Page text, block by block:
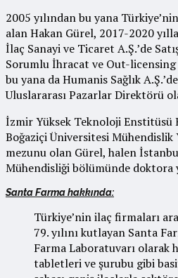
2005 yılından bu yana Türkiye’nin
alan Hakan Gürel, 2017-2020
İlaç Sanayi ve Ticaret A.Ş.’de
Sorumlu İhracat ve Out-licensing
bu yana da Humanis Sağlık
Uluslararası Pazarlar Direktörü
İzmir Yüksek Teknoloji Enstitüsü
Boğaziçi Üniversitesi
mezunu olan Gürel, halen
Mühendisliği bölümünde doktora
Santa Farma hakkında:
Türkiye’nin ilaç firmaları
79. yılını kutlayan Santa
Farma Laboratuvarı olarak
tabletleri ve şurubu gibi